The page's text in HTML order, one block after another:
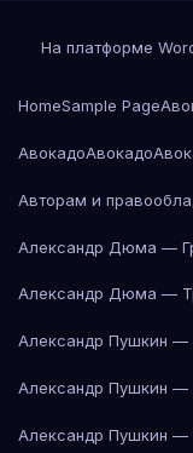
На платформе
HomeSample Page
АвокадоАвокадо
Авторам и
Александр Дюма —
Александр Дюма —
Александр Пушкин —
Александр Пушкин —
Александр Пушкин —